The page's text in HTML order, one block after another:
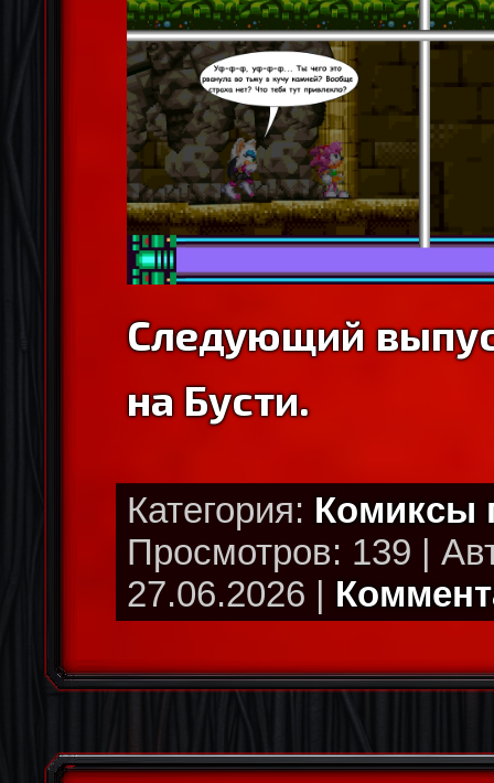
Следующий
на Бусти.
Категория:
Просмотров: 139 |
27.06.2026 |